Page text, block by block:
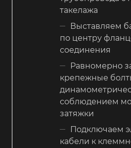
такелажа
Выставляем
по центру
соединения
Равномерно
крепежные
соблюдением
затяжки
Подключаем
кабели к